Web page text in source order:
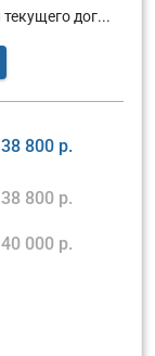
дог...
38 800 р.
38 800 р.
40 000 р.